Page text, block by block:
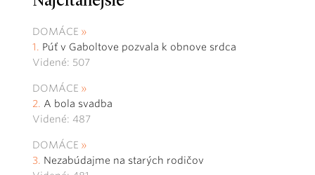
DOMÁCE
Púť v Gaboltove pozvala k obnove srdca
Videné: 507
DOMÁCE
A bola svadba
Videné: 487
DOMÁCE
Nezabúdajme na starých rodičov